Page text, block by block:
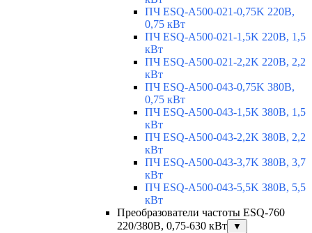
ПЧ ESQ-A500-021-0,75K 220В,
0,75 кВт
ПЧ ESQ-A500-021-1,5K 220В, 1,5
кВт
ПЧ ESQ-A500-021-2,2K 220В, 2,2
кВт
ПЧ ESQ-A500-043-0,75K 380В,
0,75 кВт
ПЧ ESQ-A500-043-1,5K 380В, 1,5
кВт
ПЧ ESQ-A500-043-2,2K 380В, 2,2
кВт
ПЧ ESQ-A500-043-3,7K 380В, 3,7
кВт
ПЧ ESQ-A500-043-5,5K 380В, 5,5
кВт
Преобразователи частоты ESQ-760
220/380В, 0,75-630 кВт
▼